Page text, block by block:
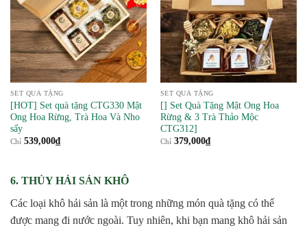
SET QUÀ TẶNG
[HOT] Set quà tặng CTG330 Mật
Ong Hoa Rừng, Trà Hoa Và Nho
sấy
Chỉ 539,000₫
SET QUÀ TẶNG
[] Set Quà Tặng Mật Ong Hoa
Rừng & 3 Trà Thảo Mộc
CTG312]
Chỉ 379,000₫
6. THỦY HẢI SẢN KHÔ
Các loại khô hải sản là một trong những món quà tặng có thể
được mang đi nước ngoài. Tuy nhiên, khi bạn mang khô hải sản